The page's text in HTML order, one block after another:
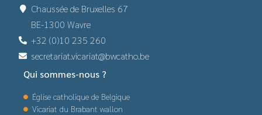
Chaussée de Bruxelles 67
BE-1300 Wavre
+32 (0)10 235 260
secretariat.vicariat@bwcatho.be
Qui sommes-nous ?
Église catholique de Belgique
Vicariat du Brabant wallon